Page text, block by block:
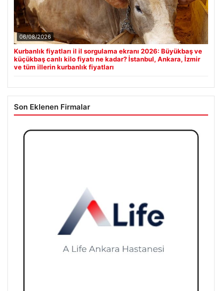
06/08/2026
Kurbanlık fiyatları il il sorgulama ekranı 2026: Büyükbaş ve
küçükbaş canlı kilo fiyatı ne kadar? İstanbul, Ankara, İzmir
ve tüm illerin kurbanlık fiyatları
Son Eklenen Firmalar